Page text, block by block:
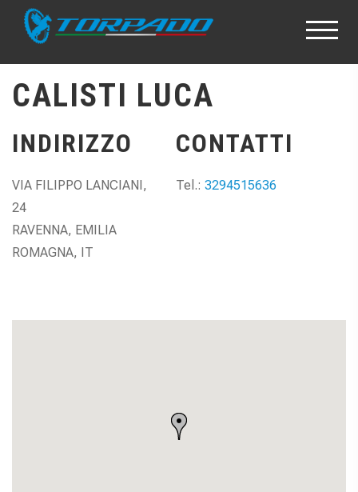
CALISTI LUCA
INDIRIZZO
VIA FILIPPO LANCIANI,
24
RAVENNA, EMILIA
ROMAGNA, IT
CONTATTI
Tel.: 3294515636